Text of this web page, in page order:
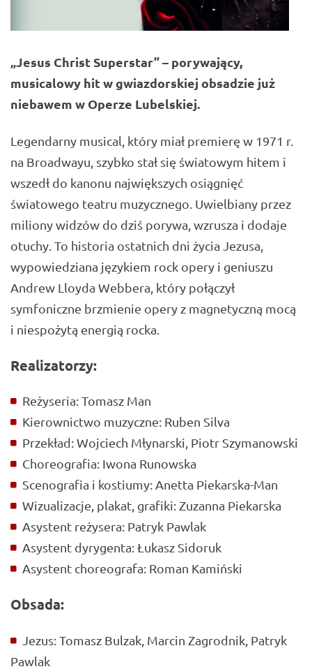
„Jesus Christ Superstar” – porywający,
musicalowy hit w gwiazdorskiej obsadzie już
niebawem w Operze Lubelskiej.
Legendarny musical, który miał premierę w 1971 r.
na Broadwayu, szybko stał się światowym hitem i
wszedł do kanonu największych osiągnięć
światowego teatru muzycznego. Uwielbiany przez
miliony widzów do dziś porywa, wzrusza i dodaje
otuchy. To historia ostatnich dni życia Jezusa,
wypowiedziana językiem rock opery i geniuszu
Andrew Lloyda Webbera, który połączył
symfoniczne brzmienie opery z magnetyczną mocą
i niespożytą energią rocka.
Realizatorzy:
Reżyseria: Tomasz Man
Kierownictwo muzyczne: Ruben Silva
Przekład: Wojciech Młynarski, Piotr Szymanowski
Choreografia: Iwona Runowska
Scenografia i kostiumy: Anetta Piekarska-Man
Wizualizacje, plakat, grafiki: Zuzanna Piekarska
Asystent reżysera: Patryk Pawlak
Asystent dyrygenta: Łukasz Sidoruk
Asystent choreografa: Roman Kamiński
Obsada:
Jezus: Tomasz Bulzak, Marcin Zagrodnik, Patryk
Pawlak